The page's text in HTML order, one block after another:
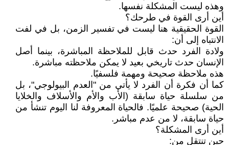
وهذه ليست المشكلة نفسها.
أين أرى القوة في طرحك؟
القوة الحقيقية هنا ليست في تفسير الزمن، بل في لفت
الانتباه إلى أن:
ولادة الفرد حدث قابل للملاحظة المباشرة، بينما أصل
الإنسان حدث تاريخي بعيد لا يمكن ملاحظته مباشرة.
هذه ملاحظة صحيحة ومهمة فلسفيًا.
كما أن فكرة أن الفرد لا يأتي من "العدم البيولوجي"، بل
من سلسلة حياة سابقة (الأب والأم والأسلاف والخلايا
الحية) صحيحة علميًا. فالحياة المعروفة لنا اليوم تنشأ من
حياة سابقة، لا من عدم مباشر.
أين أرى المشكلة؟
حين تنتقل من: